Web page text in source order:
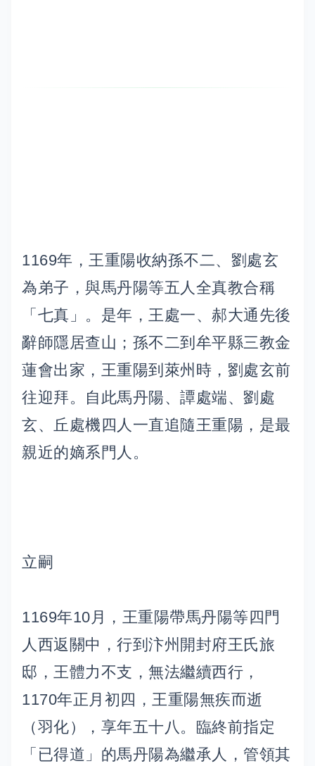
1169年，王重陽收納孫不二、劉處玄
為弟子，與馬丹陽等五人全真教合稱
「七真」。是年，王處一、郝大通先後
辭師隱居查山；孫不二到牟平縣三教金
蓮會出家，王重陽到萊州時，劉處玄前
往迎拜。自此馬丹陽、譚處端、劉處
玄、丘處機四人一直追隨王重陽，是最
親近的嫡系門人。
立嗣
1169年10月，王重陽帶馬丹陽等四門
人西返關中，行到汴州開封府王氏旅
邸，王體力不支，無法繼續西行，
1170年正月初四，王重陽無疾而逝
（羽化），享年五十八。臨終前指定
「已得道」的馬丹陽為繼承人，管領其